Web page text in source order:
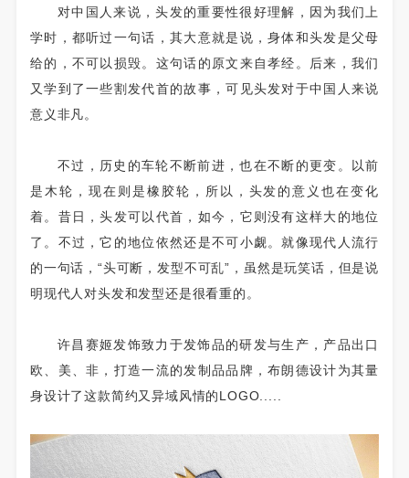
对中国人来说，头发的重要性很好理解，因为我们上
学时，都听过一句话，其大意就是说，身体和头发是父母
给的，不可以损毁。这句话的原文来自孝经。后来，我们
又学到了一些割发代首的故事，可见头发对于中国人来说
意义非凡。
不过，历史的车轮不断前进，也在不断的更变。以前
是木轮，现在则是橡胶轮，所以，头发的意义也在变化
着。昔日，头发可以代首，如今，它则没有这样大的地位
了。不过，它的地位依然还是不可小觑。就像现代人流行
的一句话，“头可断，发型不可乱”，虽然是玩笑话，但是说
明现代人对头发和发型还是很看重的。
许昌赛姬发饰致力于发饰品的研发与生产，产品出口
欧、美、非，打造一流的发制品品牌，布朗德设计为其量
身设计了这款简约又异域风情的LOGO.....